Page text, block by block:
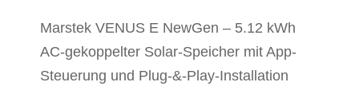
Marstek VENUS E NewGen – 5.12 kWh
AC-gekoppelter Solar-Speicher mit App-
Steuerung und Plug-&-Play-Installation